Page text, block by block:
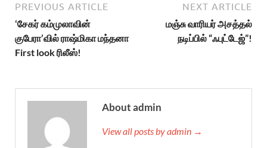
PREVIOUS ARTICLE
‘சேகர் கம்முலாவின்
குபேரா’வில் ராஷ்மிகா மந்தனா
First look ரிலீஸ்!
NEXT ARTICLE
மஞ்சு வாரியர் அசத்தல்
நடிப்பில் “ஃபுட்டேஜ்”!
About admin
View all posts by admin →